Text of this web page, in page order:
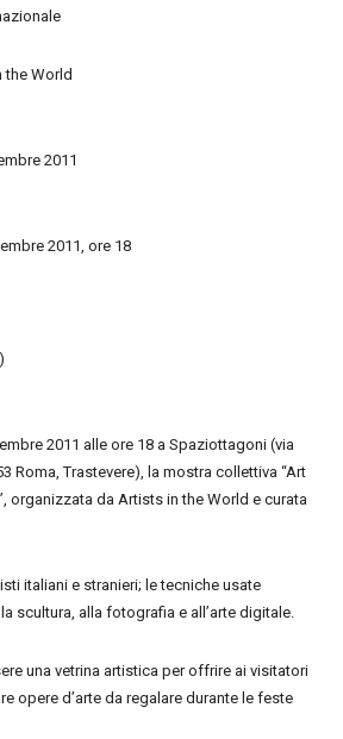
the World
2011
2011, ore 18
2011 alle ore 18 a Spaziottagoni (via
Roma, Trastevere), la mostra collettiva “Art
organizzata da Artists in the World e curata
italiani e stranieri; le tecniche usate
scultura, alla fotografia e all’arte digitale.
una vetrina artistica per offrire ai visitatori
opere d’arte da regalare durante le feste